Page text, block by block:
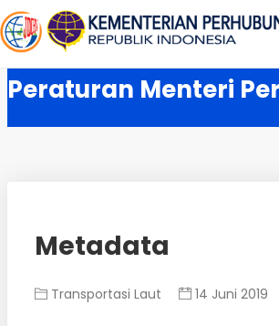
Peraturan Menteri
Metadata
Transportasi Laut 14 Juni 2019